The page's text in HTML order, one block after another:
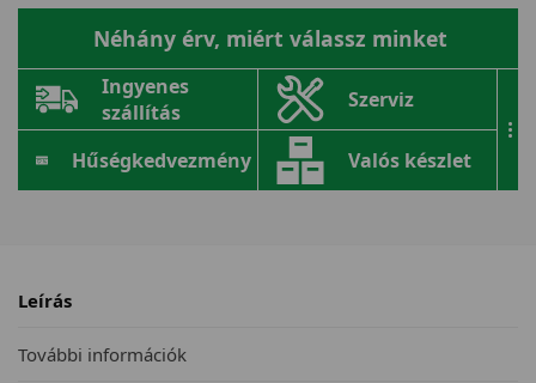
Néhány érv, miért válassz minket
Ingyenes
szállítás
Szerviz
Hűségkedvezmény Valós készlet
...
Leírás
További információk